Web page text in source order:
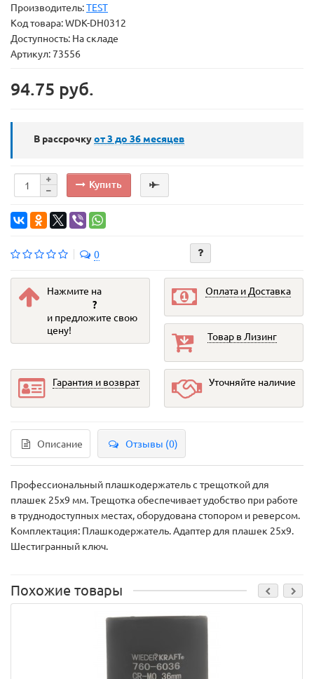
Производитель:TEST
Код товара:WDK-DH0312
Доступность: На складе
Артикул: 73556
94.75 руб.
В рассрочкуот 3 до 36 месяцев
Купить
0
Нажмите на
?
и предложите свою
цену!
Оплата и Доставка
Товар в Лизинг
Гарантия и возврат Уточняйте наличие
Описание Отзывы (0)
Профессиональный плашкодержатель с трещоткой для
плашек 25х9 мм. Трещотка обеспечивает удобство при работе
в труднодоступных местах, оборудована стопором и реверсом.
Комплектация: Плашкодержатель. Адаптер для плашек 25х9.
Шестигранный ключ.
Похожие товары